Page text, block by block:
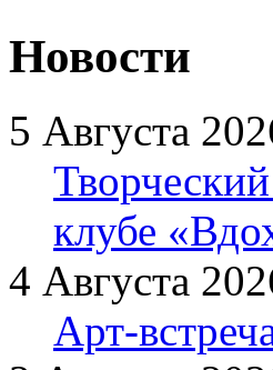
Новости
5 Августа
клубе
4 Августа
Арт-